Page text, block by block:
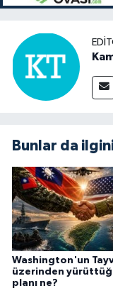
Bunlar da
Washington'un
üzerinden
planı ne?